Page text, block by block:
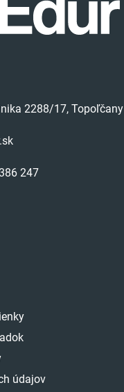
2288/17, Topoľčany
247
údajov